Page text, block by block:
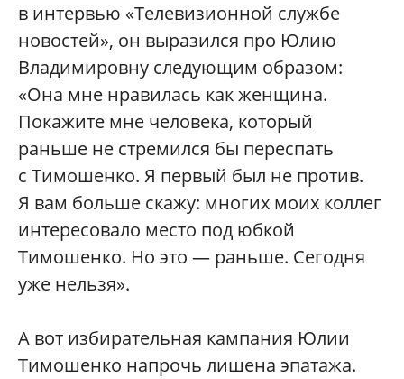
в интервью «Телевизионной службе
новостей», он выразился про Юлию
Владимировну следующим образом:
«Она мне нравилась как женщина.
Покажите мне человека, который
раньше не стремился бы переспать
с Тимошенко. Я первый был не против.
Я вам больше скажу: многих моих коллег
интересовало место под юбкой
Тимошенко. Но это — раньше. Сегодня
уже нельзя».
А вот избирательная кампания Юлии
Тимошенко напрочь лишена эпатажа.